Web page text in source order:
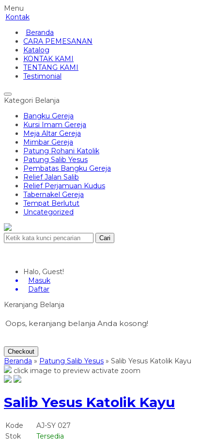
Menu
Kontak
Beranda
CARA PEMESANAN
Katalog
KONTAK KAMI
TENTANG KAMI
Testimonial
Kategori Belanja
Bangku Gereja
Kursi Imam Gereja
Meja Altar Gereja
Mimbar Gereja
Patung Rohani Katolik
Patung Salib Yesus
Pembatas Bangku Gereja
Relief Jalan Salib
Relief Perjamuan Kudus
Tabernakel Gereja
Tempat Berlutut
Uncategorized
Cari
Halo, Guest!
Masuk
Daftar
Keranjang Belanja
Oops, keranjang belanja Anda kosong!
Checkout
Beranda » Patung Salib Yesus » Salib Yesus Katolik Kayu
click image to preview activate zoom
Salib Yesus Katolik Kayu
Kode
AJ-SY 027
Stok
Tersedia